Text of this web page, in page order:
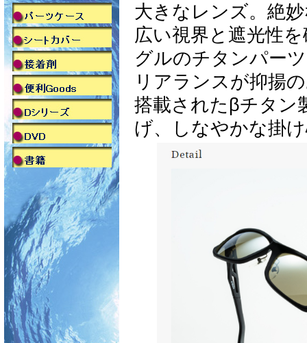
大きなレンズ。絶
広い視界と遮光性
グルのチタンパー
リアランスが抑揚
搭載されたβチタン
げ、しなやかな掛